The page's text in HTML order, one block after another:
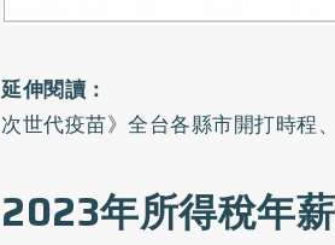
延伸閱讀：
次世代疫苗》全台各縣市開打時程
2023年所得稅年